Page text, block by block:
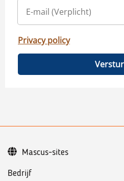
Privacy policy
Bedrijf
Mascus-sites